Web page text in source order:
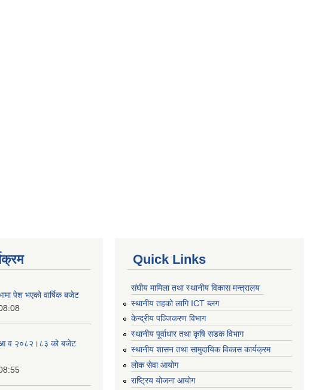
पेश भएको वार्षिक बजेट
आ व २०८२।८३ को बजेट
Quick Links
संघीय मामिला तथा स्थानीय विकास मन्त्रालय
स्थानीय तहको लागि ICT ब्लग
केन्द्रीय पञ्जिकरण विभाग
स्थानीय पूर्वाधार तथा कृषि सडक विभाग
स्थानीय शासन तथा सामुदायिक विकास कार्यक्रम
लोक सेवा आयोग
राष्ट्रिय योजना आयोग